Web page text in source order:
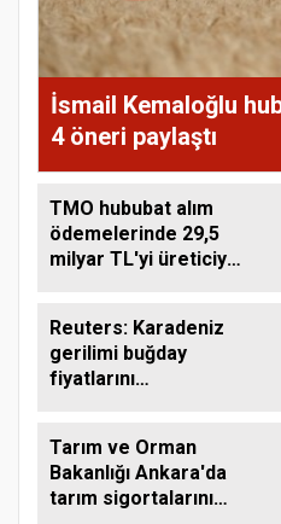
İsmail Kemaloğlu
4 öneri paylaştı
TMO hububat alım
ödemelerinde 29,5
milyar TL'yi üreticiye
Reuters: Karadeniz
gerilimi buğday
fiyatlarını
Tarım ve Orman
Bakanlığı Ankara'da
tarım sigortalarını